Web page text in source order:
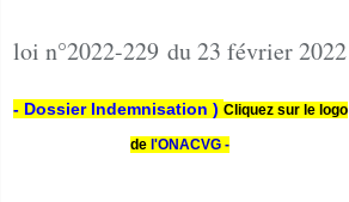
loi n°2022-229 du 23 février 2022
- Dossier Indemnisation ) Cliquez sur le logo
de l'ONACVG -